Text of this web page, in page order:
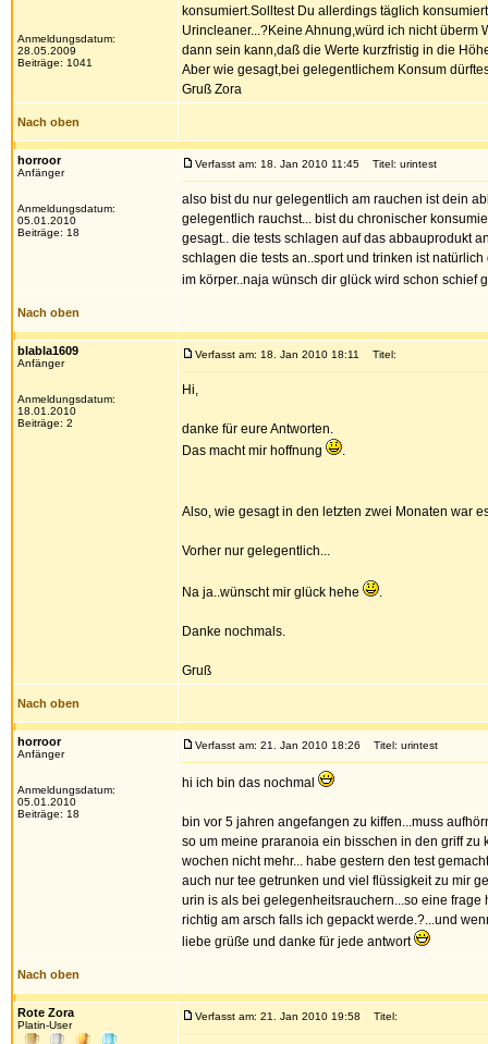
Anmeldungsdatum:
28.05.2009
Beiträge: 1041
konsumiert.Solltest Du allerdings täglich
Urincleaner...?Keine Ahnung,würd ich nicht überm
dann sein kann,daß die Werte kurzfristig in die
Aber wie gesagt,bei gelegentlichem Konsum
Gruß Zora
Nach oben
horroor
Anfänger
Anmeldungsdatum:
05.01.2010
Beiträge: 18
Verfasst am: 18. Jan 2010 11:45 Titel: urintest
also bist du nur gelegentlich am rauchen ist dein
gelegentlich rauchst... bist du chronischer
gesagt.. die tests schlagen auf das abbauprodukt
schlagen die tests an..sport und trinken ist
im körper..naja wünsch dir glück wird schon schief
Nach oben
blabla1609
Anfänger
Anmeldungsdatum:
18.01.2010
Beiträge: 2
Verfasst am: 18. Jan 2010 18:11 Titel:
Hi,
danke für eure Antworten.
Das macht mir hoffnung
.
Also, wie gesagt in den letzten zwei Monaten war
Vorher nur gelegentlich...
Na ja..wünscht mir glück hehe .
Danke nochmals.
Gruß
Nach oben
horroor
Anfänger
Anmeldungsdatum:
05.01.2010
Beiträge: 18
Verfasst am: 21. Jan 2010 18:26 Titel: urintest
hi ich bin das nochmal
bin vor 5 jahren angefangen zu kiffen...muss
so um meine praranoia ein bisschen in den griff
wochen nicht mehr... habe gestern den test
auch nur tee getrunken und viel flüssigkeit zu mir
urin is als bei gelegenheitsrauchern...so eine
richtig am arsch falls ich gepackt werde.?...und
liebe grüße und danke für jede antwort
Nach oben
Rote Zora
Platin-User
Verfasst am: 21. Jan 2010 19:58 Titel: